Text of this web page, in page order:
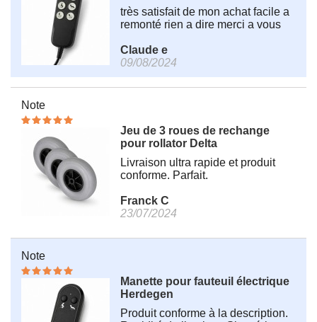
très satisfait de mon achat facile a
remonté rien a dire merci a vous
Claude e
09/08/2024
Note
Jeu de 3 roues de rechange
pour rollator Delta
Livraison ultra rapide et produit
conforme. Parfait.
Franck C
23/07/2024
Note
Manette pour fauteuil électrique
Herdegen
Produit conforme à la description.